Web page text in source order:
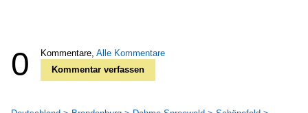
0 Kommentare, Alle Kommentare
Kommentar verfassen